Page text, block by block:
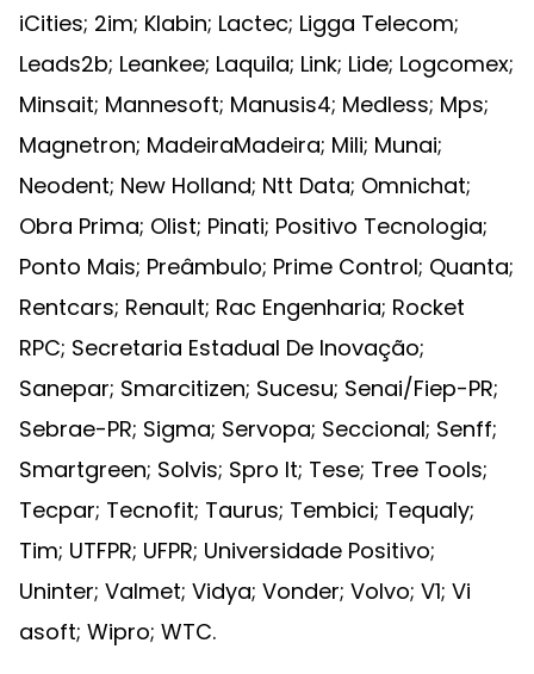
iCities; 2im; Klabin; Lactec; Ligga Telecom;
Leads2b; Leankee; Laquila; Link; Lide; Logcomex;
Minsait; Mannesoft; Manusis4; Medless; Mps;
Magnetron; MadeiraMadeira; Mili; Munai;
Neodent; New Holland; Ntt Data; Omnichat;
Obra Prima; Olist; Pinati; Positivo Tecnologia;
Ponto Mais; Preâmbulo; Prime Control; Quanta;
Rentcars; Renault; Rac Engenharia; Rocket
RPC; Secretaria Estadual De Inovação;
Sanepar; Smarcitizen; Sucesu; Senai/Fiep-PR;
Sebrae-PR; Sigma; Servopa; Seccional; Senff;
Smartgreen; Solvis; Spro It; Tese; Tree Tools;
Tecpar; Tecnofit; Taurus; Tembici; Tequaly;
Tim; UTFPR; UFPR; Universidade Positivo;
Uninter; Valmet; Vidya; Vonder; Volvo; V1; Vi
asoft; Wipro; WTC.